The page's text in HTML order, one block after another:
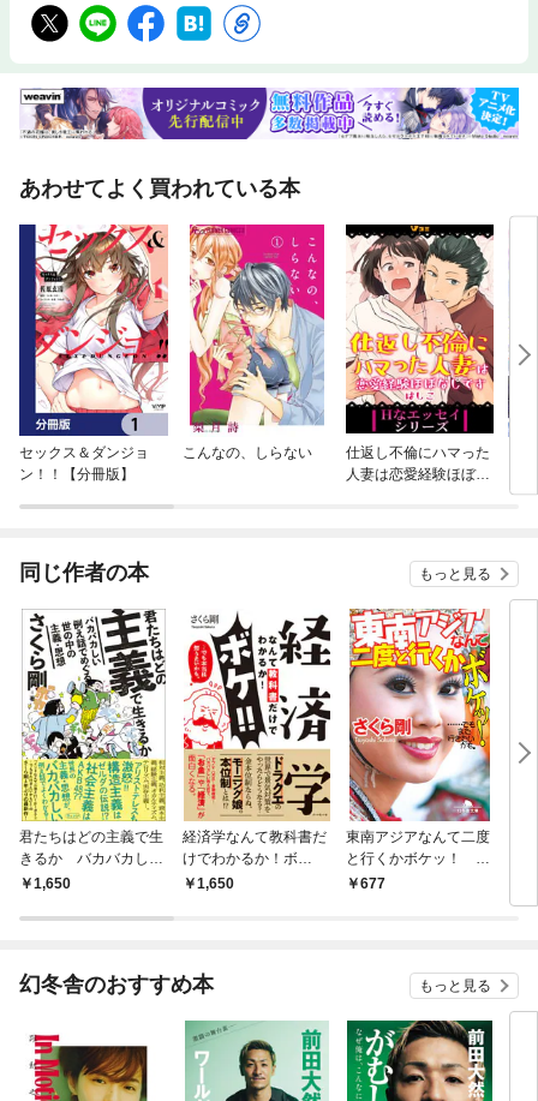
あわせてよく買われている本
セックス＆ダンジョ
ン！！【分冊版】
こんなの、しらない
仕返し不倫にハマった
人妻は恋愛経験ほぼな
ラ
同じ作者の本 もっと見る
君たちはどの主義で生
きるか バカバカしい
例え話でめぐる世の中
1,650
経済学なんて教科書だ
けでわかるか！ボ
ケ！！…でも本当は知
1,650
東南アジアなんて二度
と行くかボケッ！
……でもまた行きたい
677
た
幻冬舎のおすすめ本 もっと見る